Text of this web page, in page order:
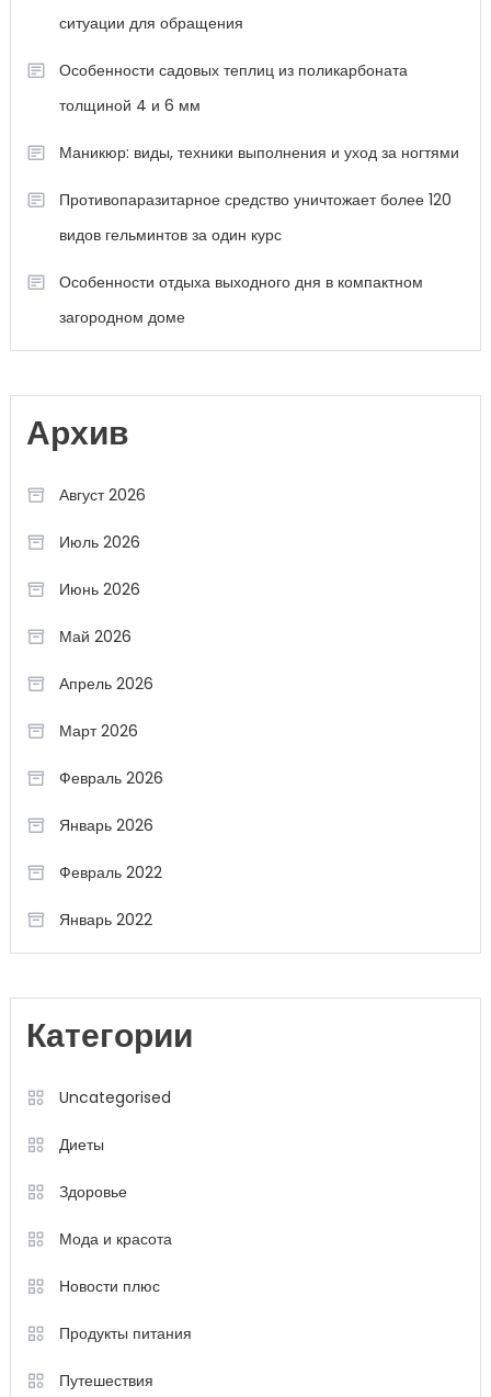
ситуации для обращения
Особенности садовых теплиц из поликарбоната
толщиной 4 и 6 мм
Маникюр: виды, техники выполнения и уход за ногтями
Противопаразитарное средство уничтожает более 120
видов гельминтов за один курс
Особенности отдыха выходного дня в компактном
загородном доме
Архив
Август 2026
Июль 2026
Июнь 2026
Май 2026
Апрель 2026
Март 2026
Февраль 2026
Январь 2026
Февраль 2022
Январь 2022
Категории
Uncategorised
Диеты
Здоровье
Мода и красота
Новости плюс
Продукты питания
Путешествия